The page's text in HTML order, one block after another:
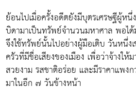
ย้อนไปเมื่อครั้งอดีตยังมีบุตรเศรษฐีผู้หนึ่
บิดามาเป็นทรัพย์จำนวนมหาศาล พอได้
จึงใช้ทรัพย์นั้นไปอย่างผู้มือเติบ วันหนึ่ง
ครัวที่มีชื่อเสียงของเมือง เพื่อว่าจ้างให้
สวยงาม รสชาติอร่อย และมีราคาแพงก
มาในอีก ๗ วันข้างหน้า